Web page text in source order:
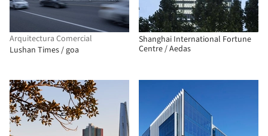
Arquitectura Comercial
Lushan Times / goa
Shanghai International Fortune
Centre / Aedas